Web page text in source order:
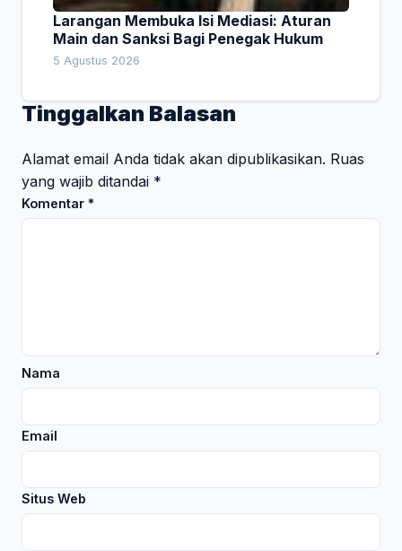
Larangan Membuka Isi Mediasi: Aturan
Main dan Sanksi Bagi Penegak Hukum
5 Agustus 2026
Tinggalkan Balasan
Alamat email Anda tidak akan dipublikasikan. Ruas
yang wajib ditandai *
Komentar *
Nama
Email
Situs Web